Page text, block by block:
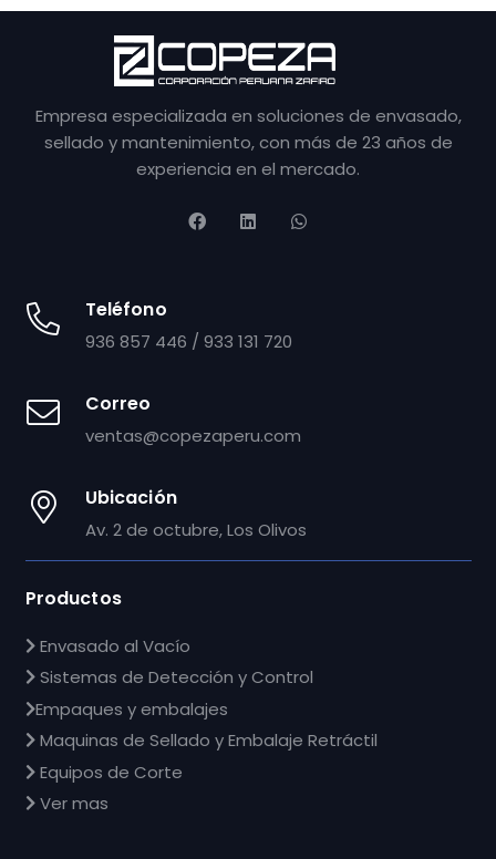
Empresa especializada en soluciones de envasado,
sellado y mantenimiento, con más de 23 años de
experiencia en el mercado.
Teléfono
936 857 446 / 933 131 720
Correo
ventas@copezaperu.com
Ubicación
Av. 2 de octubre, Los Olivos
Productos
Envasado al Vacío
Sistemas de Detección y Control
Empaques y embalajes
Maquinas de Sellado y Embalaje Retráctil
Equipos de Corte
Ver mas